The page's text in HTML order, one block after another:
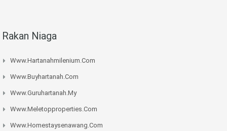
Rakan Niaga
Www.hartanahmilenium.com
Www.buyhartanah.com
Www.guruhartanah.my
Www.meletopproperties.com
Www.homestaysenawang.com